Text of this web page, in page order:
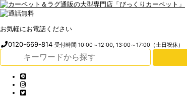
お気軽にお電話ください
0120-669-814受付時間 10:00～12:00, 13:00～17:00（土日祝休）